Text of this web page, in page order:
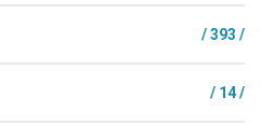
/ 393 /
/ 14 /